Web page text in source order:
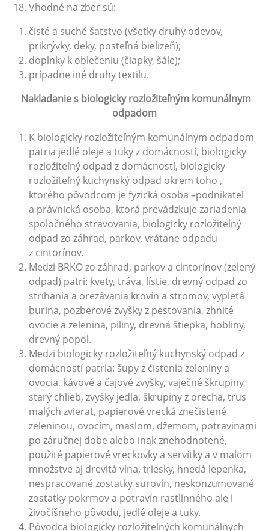
Vhodné na zber sú:
čisté a suché šatstvo (všetky druhy odevov,
prikrývky, deky, posteľná bielizeň);
doplnky k oblečeniu (čiapky, šále);
prípadne iné druhy textilu.
Nakladanie s biologicky rozložiteľným komunálnym
odpadom
K biologicky rozložiteľným komunálnym odpadom
patria jedlé oleje a tuky z domácností, biologicky
rozložiteľný odpad z domácností, biologicky
rozložiteľný kuchynský odpad okrem toho ,
ktorého pôvodcom je fyzická osoba –podnikateľ
a právnická osoba, ktorá prevádzkuje zariadenia
spoločného stravovania, biologicky rozložiteľný
odpad zo záhrad, parkov, vrátane odpadu
z cintorínov.
Medzi BRKO zo záhrad, parkov a cintorínov (zelený
odpad) patrí: kvety, tráva, lístie, drevný odpad zo
strihania a orezávania krovín a stromov, vypletá
burina, pozberové zvyšky z pestovania, zhnité
ovocie a zelenina, piliny, drevná štiepka, hobliny,
drevný popol.
Medzi biologicky rozložiteľný kuchynský odpad z
domácností patria: šupy z čistenia zeleniny a
ovocia, kávové a čajové zvyšky, vaječné škrupiny,
starý chlieb, zvyšky jedla, škrupiny z orecha, trus
malých zvierat, papierové vrecká znečistené
zeleninou, ovocím, maslom, džemom, potravinami
po záručnej dobe alebo inak znehodnotené,
použité papierové vreckovky a servítky a v malom
množstve aj drevitá vlna, triesky, hnedá lepenka,
nespracované zostatky surovín, neskonzumované
zostatky pokrmov a potravín rastlinného ale i
živočíšneho pôvodu, jedlé oleje a tuky.
Pôvodca biologicky rozložiteľných komunálnych